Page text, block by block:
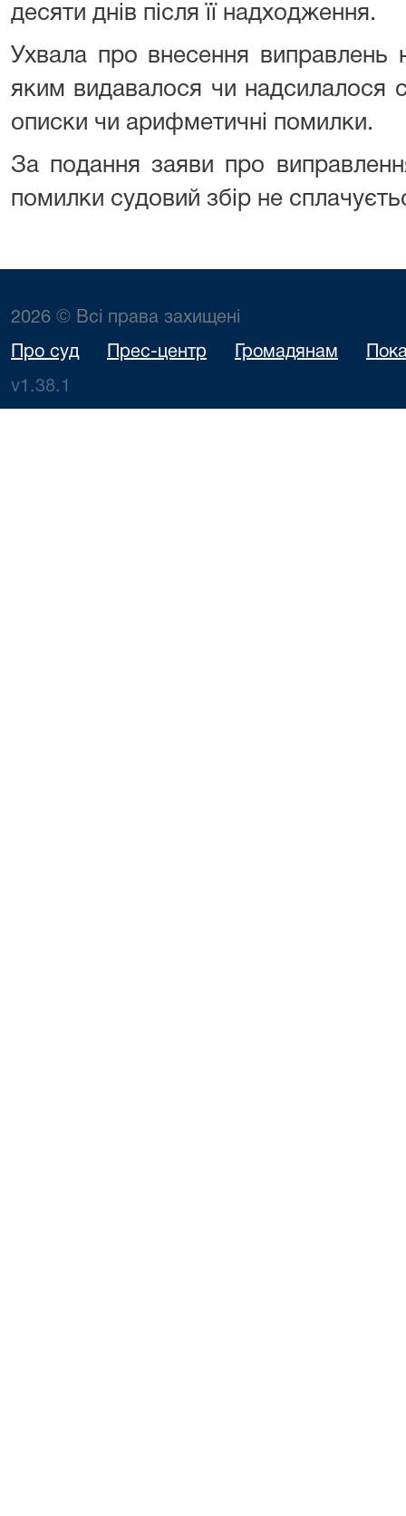
десяти днів після її надходження.
Ухвала про внесення виправлень
яким видавалося чи надсилалося
описки чи арифметичні помилки.
За подання заяви про
помилки судовий збір не
2026 © Всі права захищені
Про суд Прес-центр Громадянам
v1.38.1